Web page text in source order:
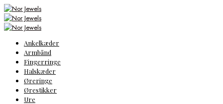
Ankelkæder
Armbånd
Fingerringe
Halskæder
Øreringe
Ørestikker
Ure